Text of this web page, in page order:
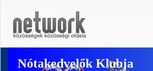
Nótakedvelők Klubja